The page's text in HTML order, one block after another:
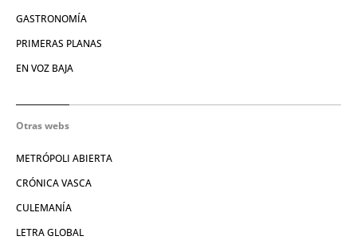
GASTRONOMÍA
PRIMERAS PLANAS
EN VOZ BAJA
Otras webs
METRÓPOLI ABIERTA
CRÓNICA VASCA
CULEMANÍA
LETRA GLOBAL